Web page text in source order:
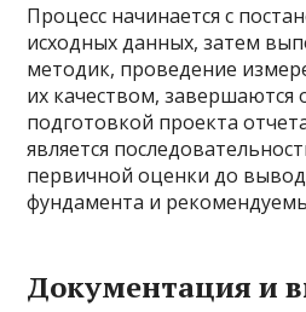
Процесс начинается с
исходных данных, затем
методик, проведение
их качеством, завершаются
подготовкой проекта
является
первичной оценки до
фундамента и
Документация и